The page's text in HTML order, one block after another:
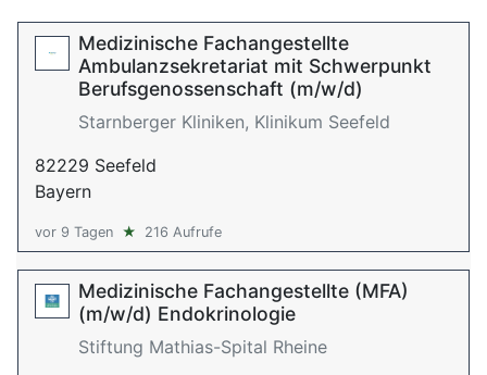
Medizinische Fachangestellte
Ambulanzsekretariat mit Schwerpunkt
Berufsgenossenschaft (m/w/d)
Starnberger Kliniken, Klinikum Seefeld
82229 Seefeld
Bayern
vor 9 Tagen ★ 216 Aufrufe
Medizinische Fachangestellte (MFA)
(m/w/d) Endokrinologie
Stiftung Mathias-Spital Rheine